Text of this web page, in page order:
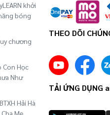
khởi
bóng
chương
Con Học
Như
Hải Hà
Mẹ
THEO DÕI
TẢI ỨNG DỤNG